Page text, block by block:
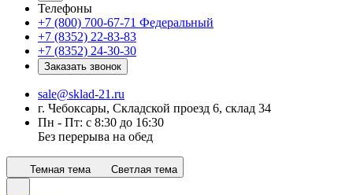
Телефоны
+7 (800) 700-67-71 Федеральный
+7 (8352) 22-83-83
+7 (8352) 24-30-30
Заказать звонок
sale@sklad-21.ru
г. Чебоксары, Складской проезд 6, склад 34
Пн - Пт: с 8:30 до 16:30
Без перерыва на обед
Темная тема Светлая тема